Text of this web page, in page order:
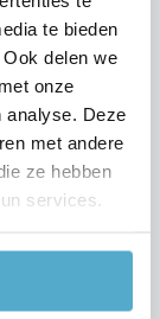
te bieden
delen we
onze
analyse. Deze
met andere
ze hebben
services.